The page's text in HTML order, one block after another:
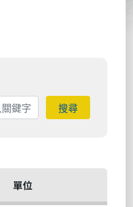
搜尋
單位